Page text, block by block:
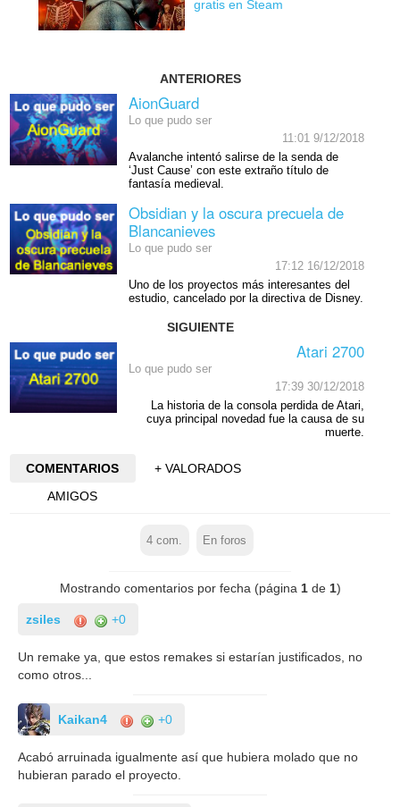
gratis en Steam
ANTERIORES
AionGuard
Lo que pudo ser
11:01 9/12/2018
Avalanche intentó salirse de la senda de
‘Just Cause’ con este extraño título de
fantasía medieval.
Obsidian y la oscura precuela de
Blancanieves
Lo que pudo ser
17:12 16/12/2018
Uno de los proyectos más interesantes del
estudio, cancelado por la directiva de Disney.
SIGUIENTE
Atari 2700
Lo que pudo ser
17:39 30/12/2018
La historia de la consola perdida de Atari,
cuya principal novedad fue la causa de su
muerte.
COMENTARIOS
+ VALORADOS
AMIGOS
4 com. En foros
Mostrando comentarios por fecha (página 1de 1)
zsiles +0
Un remake ya, que estos remakes si estarían justificados, no
como otros...
Kaikan4 +0
Acabó arruinada igualmente así que hubiera molado que no
hubieran parado el proyecto.